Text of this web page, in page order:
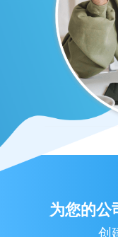
为您的公
创